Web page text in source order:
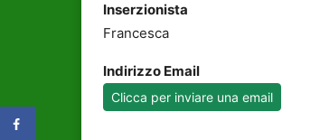
Inserzionista
Francesca
Indirizzo Email
Clicca per inviare una email